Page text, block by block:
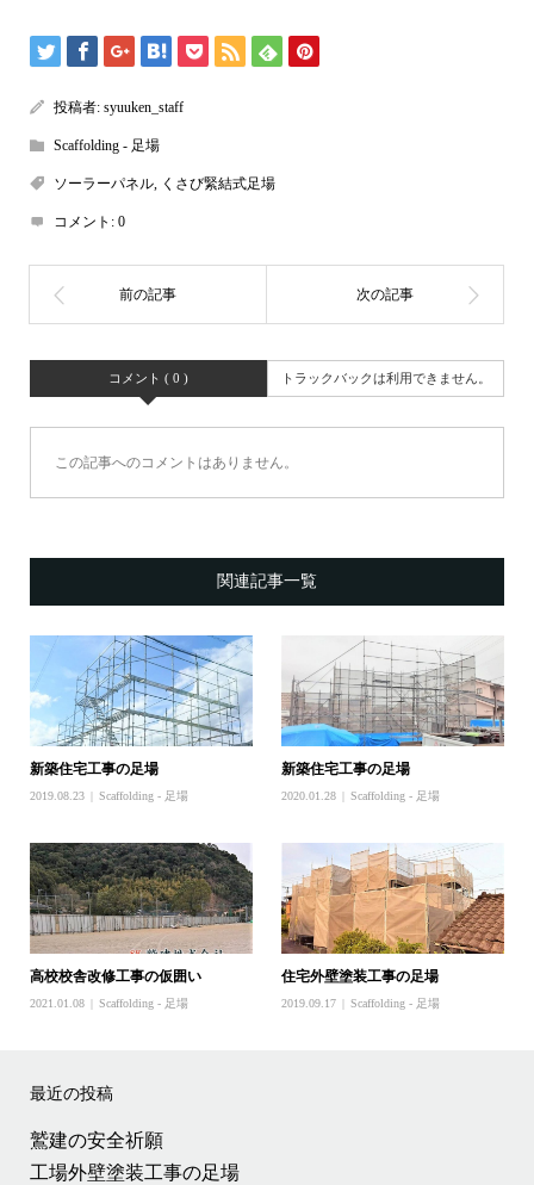
投稿者: syuuken_staff
Scaffolding - 足場
ソーラーパネル, くさび緊結式足場
コメント: 0
コメント ( 0 ) トラックバックは利用できません。
この記事へのコメントはありません。
関連記事一覧
新築住宅工事の足場
2019.08.23 Scaffolding - 足場
新築住宅工事の足場
2020.01.28 Scaffolding - 足場
高校校舎改修工事の仮囲い
2021.01.08 Scaffolding - 足場
住宅外壁塗装工事の足場
2019.09.17 Scaffolding - 足場
最近の投稿
鷲建の安全祈願
工場外壁塗装工事の足場